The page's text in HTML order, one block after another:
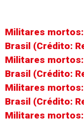
Militares
Brasil (Crédito:
Militares
Brasil (Crédito:
Militares
Brasil (Crédito:
Militares